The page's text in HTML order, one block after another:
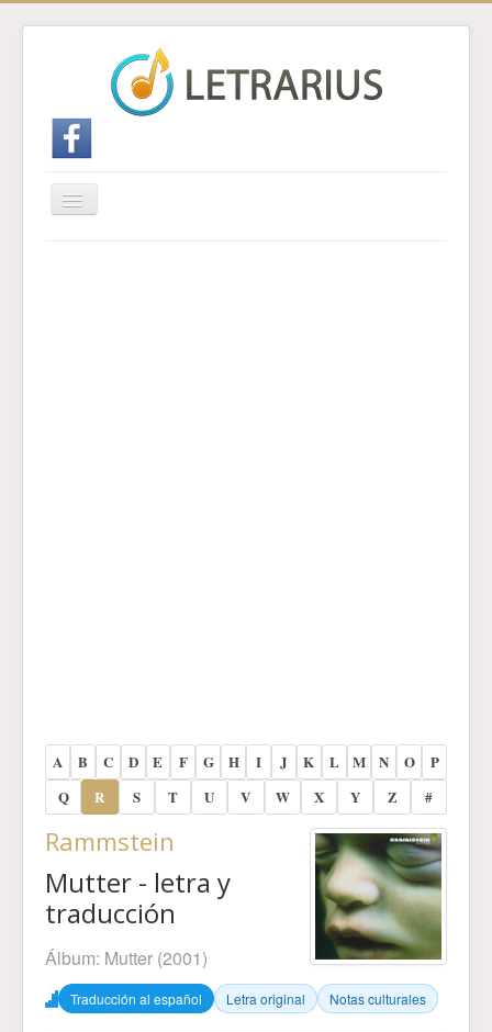
Cambiar
navegación
A B C D E F G H I J K L M N O
P
Q
R S T U V W X Y Z #
Rammstein
Mutter - letra y
traducción
Álbum: Mutter (2001)
Traducción al español Letra original Notas culturales